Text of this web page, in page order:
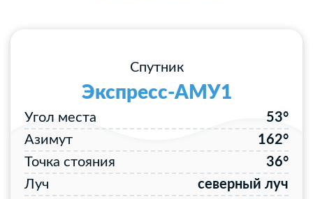
Спутник
Экспресс-АМУ1
Угол места
53°
Азимут
162°
Точка стояния
36°
Луч
северный луч